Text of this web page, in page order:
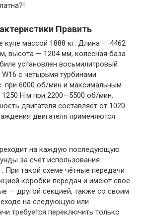
Править
купе массой 1888 кг. Длина — 4462
высота — 1204 мм, колёсная база
установлен восьмилитровый
W16 с четырьмя турбинами
при 6000 об/мин и максимальным
Н·м при 2200—5500 об/мин.
двигателя составляет от 1020
двигателя применяются
на каждую последующую
за счёт использования
При такой схеме чётные передачи
коробки передач и имеют своё
— другой секцией, также со своим
на следующую или
требуется переключить только